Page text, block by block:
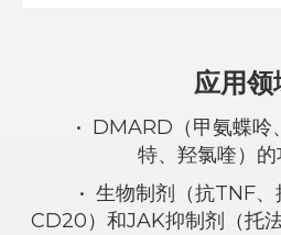
应用领
• DMARD（甲氨蝶呤
特、羟氯喹）
• 生物制剂（抗TNF
CD20）和JAK抑制剂（托